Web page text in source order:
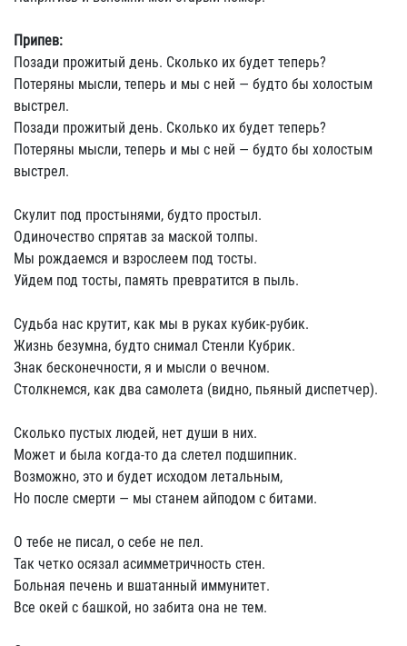
Припев:
Позади прожитый день. Сколько их будет теперь?
Потеряны мысли, теперь и мы с ней — будто бы холостым
выстрел.
Позади прожитый день. Сколько их будет теперь?
Потеряны мысли, теперь и мы с ней — будто бы холостым
выстрел.
Скулит под простынями, будто простыл.
Одиночество спрятав за маской толпы.
Мы рождаемся и взрослеем под тосты.
Уйдем под тосты, память превратится в пыль.
Судьба нас крутит, как мы в руках кубик-рубик.
Жизнь безумна, будто снимал Стенли Кубрик.
Знак бесконечности, я и мысли о вечном.
Столкнемся, как два самолета (видно, пьяный диспетчер).
Сколько пустых людей, нет души в них.
Может и была когда-то да слетел подшипник.
Возможно, это и будет исходом летальным,
Но после смерти — мы станем айподом с битами.
О тебе не писал, о себе не пел.
Так четко осязал асимметричность стен.
Больная печень и вшатанный иммунитет.
Все окей с башкой, но забита она не тем.